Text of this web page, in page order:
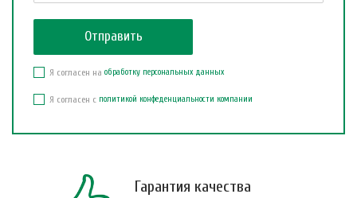
Я согласен на обработку персональных данных
Я согласен с политикой конфеденциальности компании
Гарантия качества